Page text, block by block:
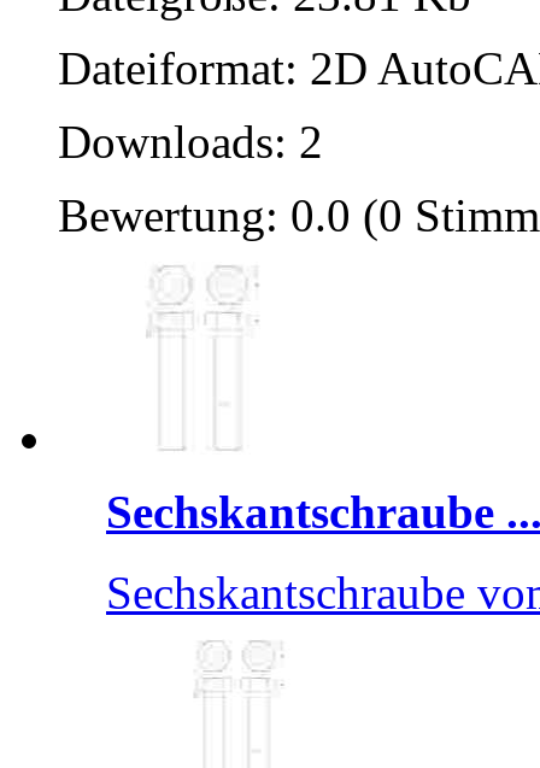
Dateiformat: 2D
Downloads: 2
Bewertung: 0.0 (0
Sechskantschraube
Sechskantschraube